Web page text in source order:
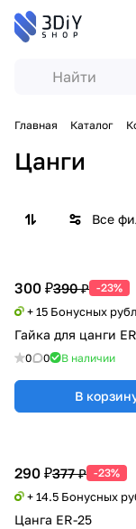
Главная Каталог
Цанги
Все
300 ₽390 ₽ -23%
+ 15 Бонусных
Гайка для цанги
0 0 В наличии
В
290 ₽377 ₽ -23%
+ 14.5 Бонусных
Цанга ER-25